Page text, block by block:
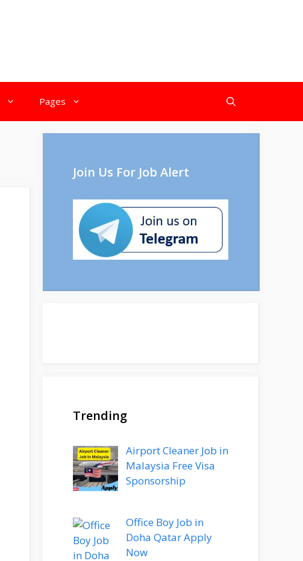
Pages
Join Us For Job Alert
Trending
Airport Cleaner Job in
Malaysia Free Visa
Sponsorship
Office Boy Job in
Doha Qatar Apply
Now